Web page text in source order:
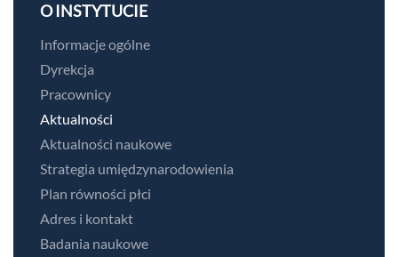
O INSTYTUCIE
Informacje ogólne
Dyrekcja
Pracownicy
Aktualności
Aktualności naukowe
Strategia umiędzynarodowienia
Plan równości płci
Adres i kontakt
Badania naukowe